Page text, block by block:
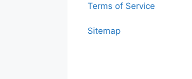
Terms of Service
Sitemap